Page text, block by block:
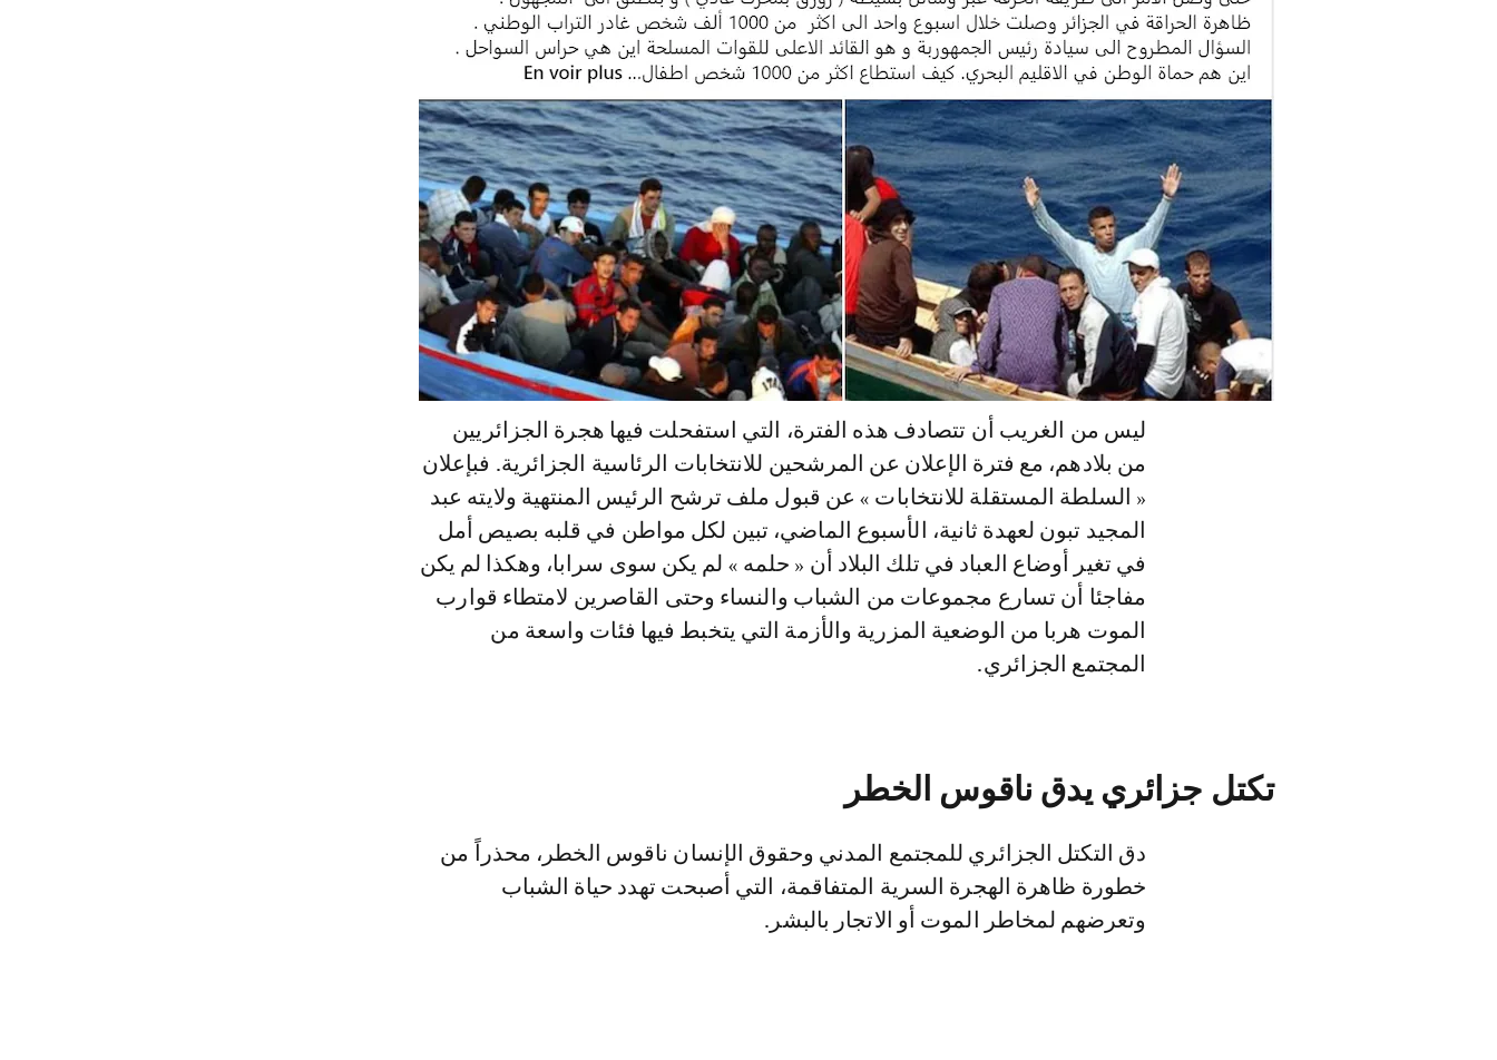
ليس من الغريب أن تتصادف هذه الفترة، التي استفحلت فيها هجرة الجزائريين
من بلادهم، مع فترة الإعلان عن المرشحين للانتخابات الرئاسية الجزائرية. فبإعلان
« السلطة المستقلة للانتخابات » عن قبول ملف ترشح الرئيس المنتهية ولايته عبد
المجيد تبون لعهدة ثانية، الأسبوع الماضي، تبين لكل مواطن في قلبه بصيص أمل
في تغير أوضاع العباد في تلك البلاد أن « حلمه » لم يكن سوى سرابا، وهكذا لم يكن
مفاجئا أن تسارع مجموعات من الشباب والنساء وحتى القاصرين لامتطاء قوارب
الموت هربا من الوضعية المزرية والأزمة التي يتخبط فيها فئات واسعة من
المجتمع الجزائري.
تكتل جزائري يدق ناقوس الخطر
دق التكتل الجزائري للمجتمع المدني وحقوق الإنسان ناقوس الخطر، محذراً من
خطورة ظاهرة الهجرة السرية المتفاقمة، التي أصبحت تهدد حياة الشباب
وتعرضهم لمخاطر الموت أو الاتجار بالبشر.